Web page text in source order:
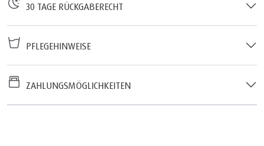
30 TAGE RÜCKGABERECHT
PFLEGEHINWEISE
ZAHLUNGSMÖGLICHKEITEN